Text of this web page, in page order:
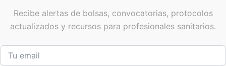
Recibe alertas de bolsas, convocatorias, protocolos
actualizados y recursos para profesionales sanitarios.